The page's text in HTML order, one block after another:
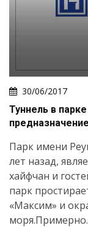
30/06/2017
Туннель в
предназначение
Парк имени
лет назад,
хайфчан и
парк
«Максим» и